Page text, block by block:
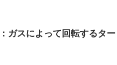
ガスによって回転するタ